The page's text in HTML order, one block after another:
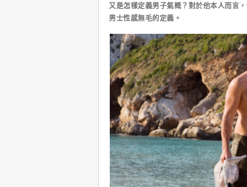
又是怎樣定義男子氣概？對於他本人而言
男士性感無毛的定義。